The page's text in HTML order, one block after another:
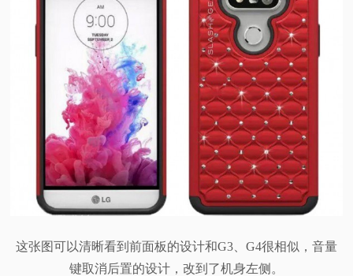
这张图可以清晰看到前面板的设计和G3、G4很相似，音量
键取消后置的设计，改到了机身左侧。